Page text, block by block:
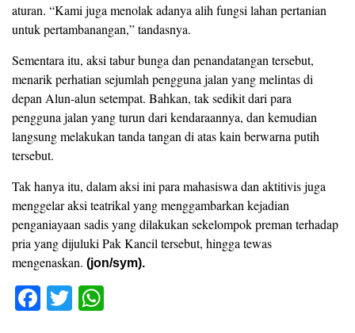
aturan. “Kami juga menolak adanya alih fungsi lahan pertanian
untuk pertambanangan,” tandasnya.
Sementara itu, aksi tabur bunga dan penandatangan tersebut,
menarik perhatian sejumlah pengguna jalan yang melintas di
depan Alun-alun setempat. Bahkan, tak sedikit dari para
pengguna jalan yang turun dari kendaraannya, dan kemudian
langsung melakukan tanda tangan di atas kain berwarna putih
tersebut.
Tak hanya itu, dalam aksi ini para mahasiswa dan aktitivis juga
menggelar aksi teatrikal yang menggambarkan kejadian
penganiayaan sadis yang dilakukan sekelompok preman terhadap
pria yang dijuluki Pak Kancil tersebut, hingga tewas
mengenaskan. (jon/sym).
F
T